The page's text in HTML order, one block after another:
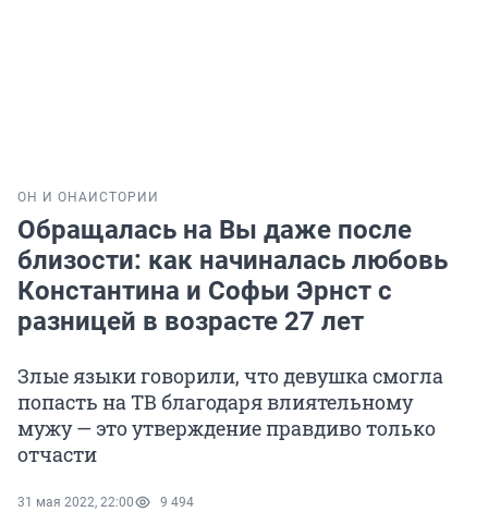
ОН И ОНА ИСТОРИИ
Обращалась на Вы даже после
близости: как начиналась любовь
Константина и Софьи Эрнст с
разницей в возрасте 27 лет
Злые языки говорили, что девушка смогла
попасть на ТВ благодаря влиятельному
мужу — это утверждение правдиво только
отчасти
31 мая 2022, 22:00 9 494